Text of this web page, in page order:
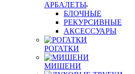
АРБАЛЕТЫ
БЛОЧНЫЕ
РЕКУРСИВНЫЕ
АКСЕССУАРЫ
РОГАТКИ
МИШЕНИ